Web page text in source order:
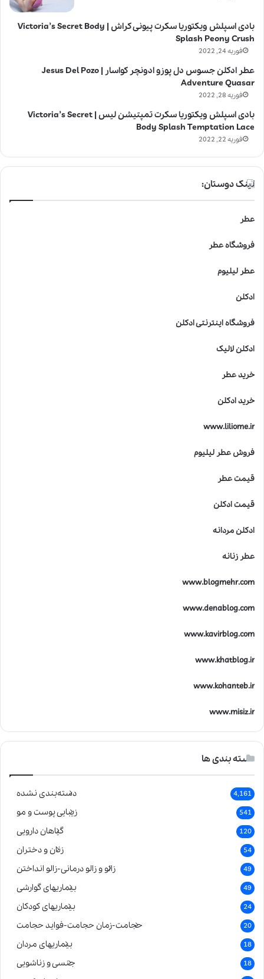
بادی اسپلش ویکتوریا سکرت پیونی کراش | Victoria’s Secret Body
Splash Peony Crush
فوریه 24, 2022
عطر ادکلن جسوس دل پوزو ادونچر کواسار | Jesus Del Pozo
Adventure Quasar
فوریه 28, 2022
بادی اسپلش ویکتوریا سکرت تمپتیشن لیس | Victoria’s Secret
Body Splash Temptation Lace
فوریه 22, 2022
لینک دوستان:
عطر
فروشگاه عطر
عطر لیلیوم
ادکلن
فروشگاه اینترنتی ادکلن
ادکلن لالیک
خرید عطر
خرید ادکلن
www.liliome.ir
فروش عطر لیلیوم
قیمت عطر
قیمت ادکلن
ادکلن مردانه
عطر زنانه
www.blogmehr.com
www.denablog.com
www.kavirblog.com
www.khatblog.ir
www.kohanteb.ir
www.misiz.ir
دسته بندی ها
دسته‌بندی نشده 4,161
زیبایی پوست و مو 541
گیاهان دارویی 120
زنان و دختران 54
زالو و زالو درمانی-زالو انداختن 49
بیماریهای گوارشی 49
بیماریهای کودکان 24
حجامت-زمان حجامت-فواید حجامت 20
بیماریهای مردان 18
جنسی و زناشویی 18